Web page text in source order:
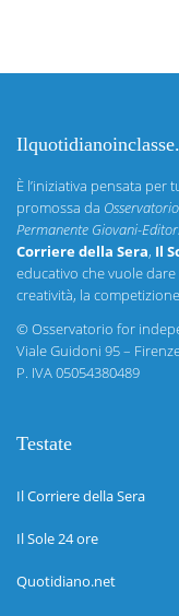
È l’iniziativa pensata
promossa da
Permanente Giovani-
Corriere della Sera, Il
educativo che vuole dare
creatività, la
©Osservatorio for
Viale Guidoni 95 –
P. IVA 05054380489
Testate
Il Corriere della Sera
Il Sole 24 ore
Quotidiano.net